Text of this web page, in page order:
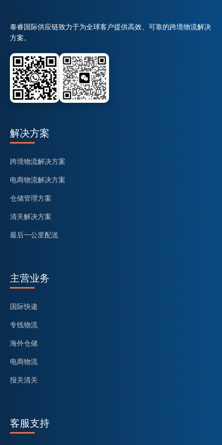
泰睿国际供应链致力于为全球客户提供高效、可靠的跨境物流解决
方案。
解决方案
跨境物流解决方案
电商物流解决方案
仓储管理方案
清关解决方案
最后一公里配送
主营业务
国际快递
专线物流
海外仓储
电商物流
报关清关
客服支持